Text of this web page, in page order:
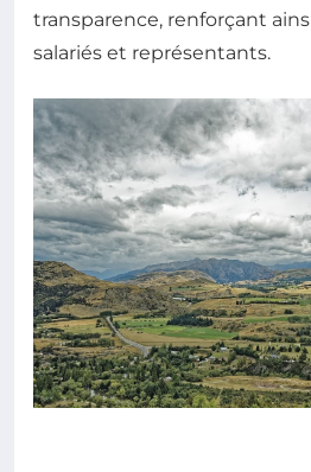
transparence, renforçant
salariés et représentants.